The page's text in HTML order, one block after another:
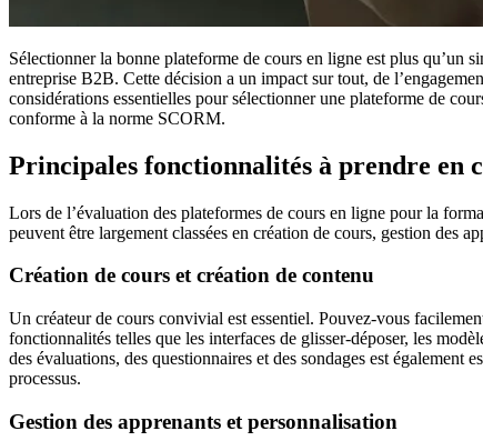
Sélectionner la bonne plateforme de cours en ligne est plus qu’un
entreprise B2B. Cette décision a un impact sur tout, de
considérations essentielles pour sélectionner une plateforme de
conforme à la norme SCORM.
Principales fonctionnalités à prendre en
Lors de l’évaluation des plateformes de cours en ligne pour la
peuvent être largement classées en création de cours, gestion des
Création de cours et création de contenu
Un créateur de cours convivial est essentiel. Pouvez-vous
fonctionnalités telles que les interfaces de glisser-déposer, les
des évaluations, des questionnaires et des sondages est également
processus.
Gestion des apprenants et personnalisation